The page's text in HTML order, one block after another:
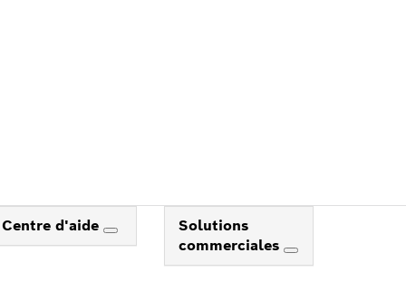
Centre d'aide
Solutions
commerciales